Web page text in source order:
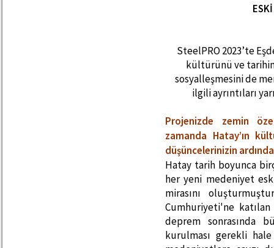
SteelPRO 2023’te
kültürünü ve tarihini
sosyalleşmesini de
ilgili ayrıntıları
Projenizde zemin
zamanda Hatay’ın
düşüncelerinizin
Hatay tarih boyunca
her yeni medeniyet
mirasını
Cumhuriyeti'ne
deprem sonrasında
kurulması gerekli